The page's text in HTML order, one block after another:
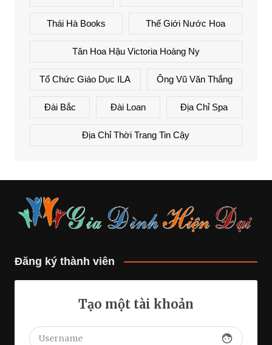
Thái Hà Books Thế Giới Nước Hoa
Tân Hoa Hậu Victoria Hoàng Ny
Tổ Chức Giáo Dục ILA Ông Vũ Văn Thắng
Đài Bắc Đài Loan Địa Chỉ Spa
Địa Chỉ Thời Trang Tin Cậy
Đăng ký thành viên
Tạo một tài khoản
face